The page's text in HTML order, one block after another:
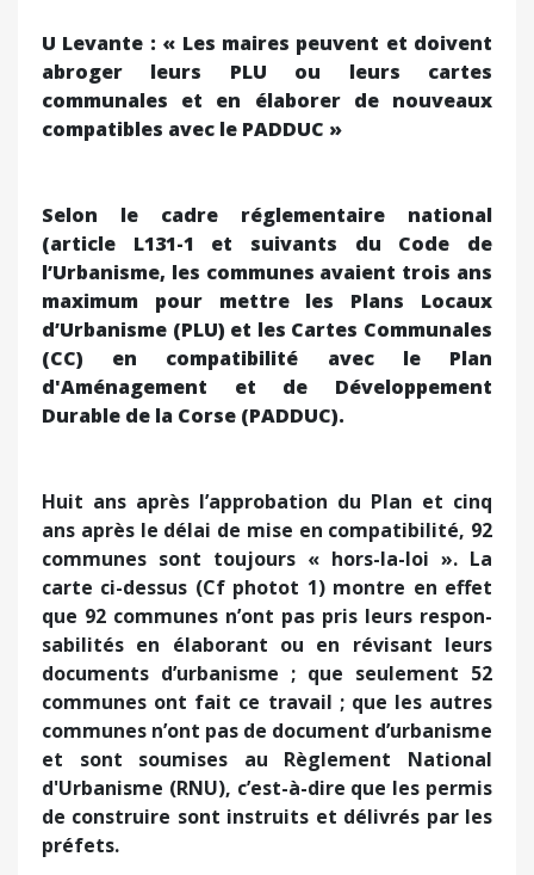
U Levante : « Les maires peuvent et doivent
abroger leurs PLU ou leurs cartes
communales et en élaborer de nouveaux
compatibles avec le PADDUC »
Selon le cadre réglementaire national
(article L131-1 et suivants du Code de
l’Urbanisme, les communes avaient trois ans
maximum pour mettre les Plans Locaux
d’Urbanisme (PLU) et les Cartes Communales
(CC) en compatibilité avec le Plan
d'Aménagement et de Développement
Durable de la Corse (PADDUC).
Huit ans après l’approbation du Plan et cinq
ans après le délai de mise en compatibilité, 92
communes sont toujours « hors-la-loi ». La
carte ci-dessus (Cf photot 1) montre en effet
que 92 communes n’ont pas pris leurs respon-
sabilités en élaborant ou en révisant leurs
documents d’urbanisme ; que seulement 52
communes ont fait ce travail ; que les autres
communes n’ont pas de document d’urbanisme
et sont soumises au Règlement National
d'Urbanisme (RNU), c’est-à-dire que les permis
de construire sont instruits et délivrés par les
préfets.